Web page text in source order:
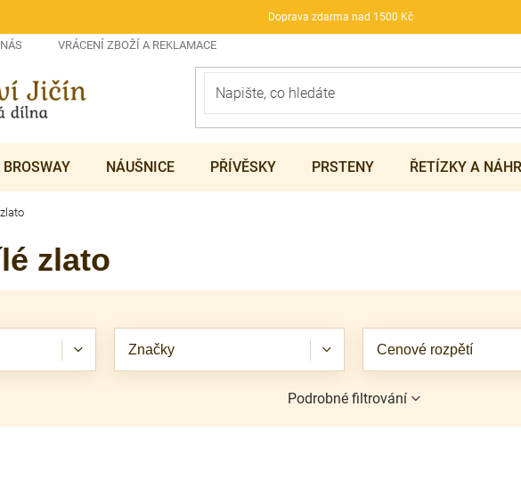
Doprava zdarma nad 1500 Kč
VRÁCENÍ ZBOŽÍ A REKLAMACE
BROSWAY NÁUŠNICE PŘÍVĚSKY PRSTENY ŘETÍZKY A
zlato
Značky Cenové rozpětí
Podrobné filtrování